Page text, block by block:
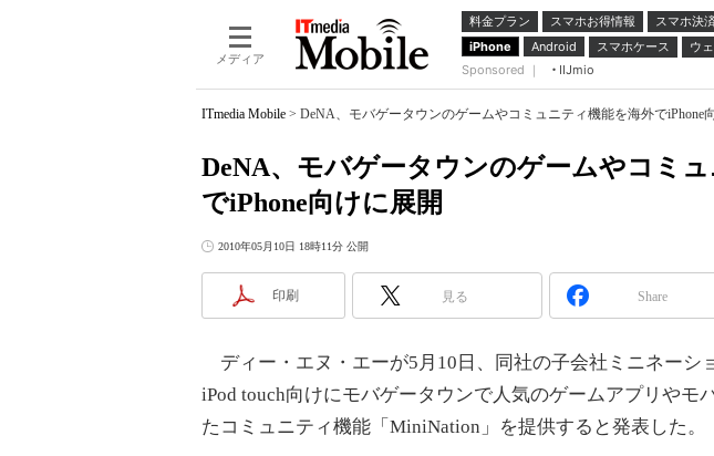
メディア
料金プラン スマホお得情報 スマホ決
iPhone
Android スマホケース ウ
Sponsored ｜
IIJmio
ITmedia Mobile > DeNA、モバゲータウンのゲームやコミュニティ機能を海外でiPhone
DeNA、モバゲータウンのゲームやコミ
でiPhone向けに展開
2010年05月10日 18時11分 公開
印刷 見る Share
ディー・エヌ・エーが5月10日、同社の子会社ミニネーシ
iPod touch向けにモバゲータウンで人気のゲームアプリやモ
たコミュニティ機能「MiniNation」を提供すると発表した。